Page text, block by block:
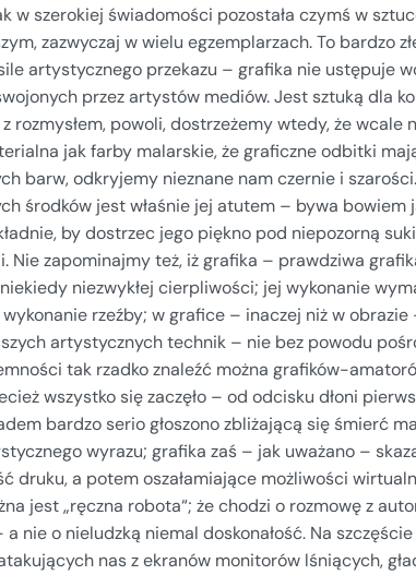
w szerokiej świadomości pozostała czymś w
zazwyczaj w wielu egzemplarzach. To bardzo
artystycznego przekazu – grafika nie ustępuje
przez artystów mediów. Jest sztuką dla
rozmysłem, powoli, dostrzeżemy wtedy, że
jak farby malarskie, że graficzne odbitki
barw, odkryjemy nieznane nam czernie i
środków jest właśnie jej atutem – bywa bowiem
by dostrzec jego piękno pod niepozorną
Nie zapominajmy też, iż grafika – prawdziwa
niezwykłej cierpliwości; jej wykonanie
rzeźby; w grafice – inaczej niż w
artystycznych technik – nie bez powodu
tak rzadko znaleźć można grafików-
wszystko się zaczęło – od odcisku dłoni
bardzo serio głoszono zbliżającą się śmierć
wyrazu; grafika zaś – jak uważano –
druku, a potem oszałamiające możliwości
jest „ręczna robota“; że chodzi o rozmowę z
nie o nieludzką niemal doskonałość. Na
nas z ekranów monitorów lśniących,